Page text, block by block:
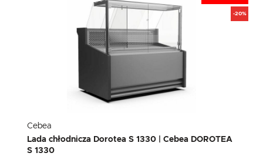
-20%
Cebea
Lada chłodnicza Dorotea S 1330 | Cebea DOROTEA
S 1330